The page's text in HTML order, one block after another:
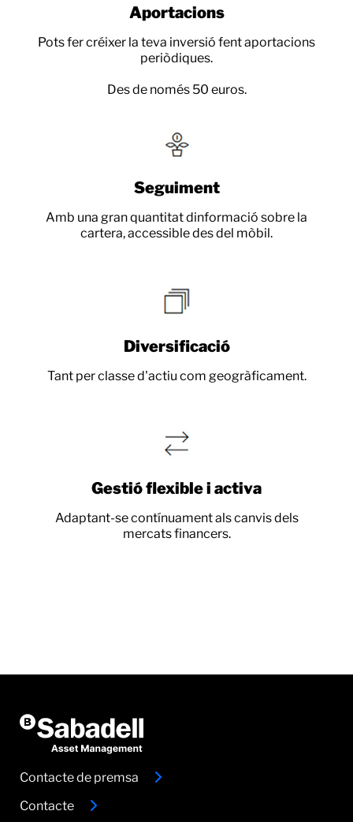
Aportacions
Pots fer créixer la teva inversió fent aportacions
periòdiques.
Des de només 50 euros.
Seguiment
Amb una gran quantitat dinformació sobre la
cartera, accessible des del mòbil.
Diversificació
Tant per classe d'actiu com geogràficament.
Gestió flexible i activa
Adaptant-se contínuament als canvis dels
mercats financers.
Contacte de premsa
Contacte